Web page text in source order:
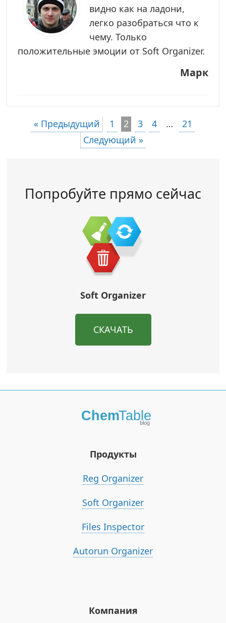
видно как на ладони,
легко разобраться что к
чему. Только
положительные эмоции от Soft Organizer.
Марк
« Предыдущий 1 2 3 4 …
21
Следующий »
Попробуйте прямо сейчас
Soft Organizer
СКАЧАТЬ
Продукты
Reg Organizer
Soft Organizer
Files Inspector
Autorun Organizer
Компания